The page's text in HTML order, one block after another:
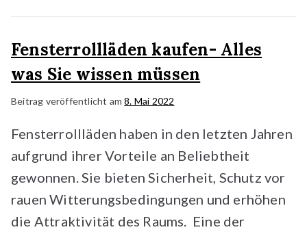
Fensterrollläden kaufen- Alles
was Sie wissen müssen
Beitrag veröffentlicht am8. Mai 2022
Fensterrollläden haben in den letzten Jahren
aufgrund ihrer Vorteile an Beliebtheit
gewonnen. Sie bieten Sicherheit, Schutz vor
rauen Witterungsbedingungen und erhöhen
die Attraktivität des Raums. Eine der